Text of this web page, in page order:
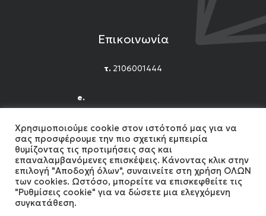
Επικοινωνία
τ. 2106001444
e.
Facebook
Instagram
YouTube
2024 Gemshow. All Rights reserved. Developed by
Χρησιμοποιούμε cookie στον ιστότοπό μας για να
σας προσφέρουμε την πιο σχετική εμπειρία
θυμίζοντας τις προτιμήσεις σας και
επαναλαμβανόμενες επισκέψεις. Κάνοντας κλικ στην
επιλογή "Αποδοχή όλων", συναινείτε στη χρήση ΟΛΩΝ
των cookies. Ωστόσο, μπορείτε να επισκεφθείτε τις
"Ρυθμίσεις cookie" για να δώσετε μια ελεγχόμενη
συγκατάθεση.